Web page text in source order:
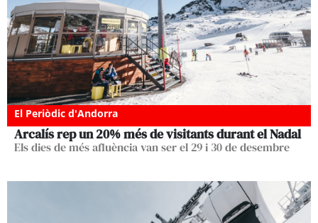
El Periòdic d'Andorra
Arcalís rep un 20% més de visitants durant el Nadal
Els dies de més afluència van ser el 29 i 30 de desembre